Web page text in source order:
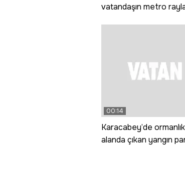
vatandaşın metro
00:14
Karacabey’de ormanlık
alanda çıkan yangın